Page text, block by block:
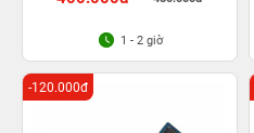
1 - 2 giờ
-120.000đ